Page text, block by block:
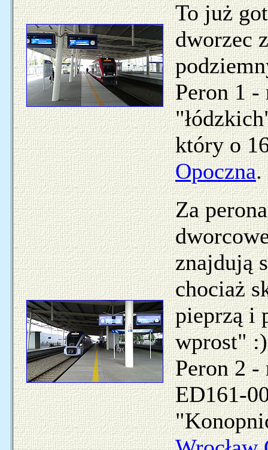
To już
dworzec
Peron 1 -
który o
Opoczna.
Za
znajdują
chociaż
pieprzą i
wprost" :)
Peron 2 -
ED161-